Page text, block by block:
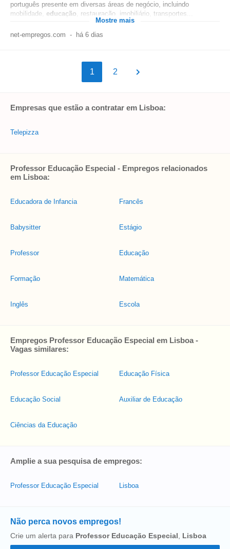
português presente em diversas áreas de negócio, incluindo
mobilidade, educação , restauração, imobiliário, transportes...
Mostre mais
net-empregos.com - há 6 dias
1 2
Empresas que estão a contratar em Lisboa:
Telepizza
Professor Educação Especial - Empregos relacionados
em Lisboa:
Educadora de Infancia
Babysitter
Professor
Formação
Inglês
Francês
Estágio
Educação
Matemática
Escola
Empregos Professor Educação Especial em Lisboa -
Vagas similares:
Professor Educação Especial
Educação Social
Ciências da Educação
Educação Física
Auxiliar de Educação
Amplie a sua pesquisa de empregos:
Professor Educação Especial Lisboa
Não perca novos empregos!
Crie um alerta para Professor Educação Especial Lisboa